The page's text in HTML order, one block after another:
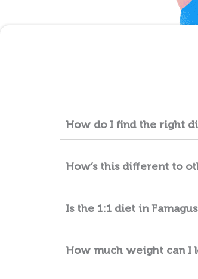
How do I find the right
How’s this different to
Is the 1:1 diet in
How much weight can I